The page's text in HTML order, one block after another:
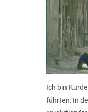
Ich bin
führten: In